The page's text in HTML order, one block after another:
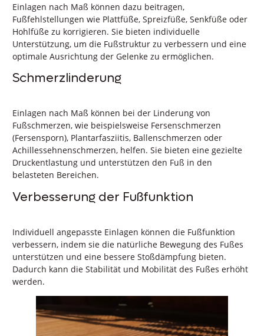
Einlagen nach Maß können dazu beitragen,
Fußfehlstellungen wie Plattfüße, Spreizfüße, Senkfüße oder
Hohlfüße zu korrigieren. Sie bieten individuelle
Unterstützung, um die Fußstruktur zu verbessern und eine
optimale Ausrichtung der Gelenke zu ermöglichen.
Schmerzlinderung
Einlagen nach Maß können bei der Linderung von
Fußschmerzen, wie beispielsweise Fersenschmerzen
(Fersensporn), Plantarfasziitis, Ballenschmerzen oder
Achillessehnenschmerzen, helfen. Sie bieten eine gezielte
Druckentlastung und unterstützen den Fuß in den
belasteten Bereichen.
Verbesserung der Fußfunktion
Individuell angepasste Einlagen können die Fußfunktion
verbessern, indem sie die natürliche Bewegung des Fußes
unterstützen und eine bessere Stoßdämpfung bieten.
Dadurch kann die Stabilität und Mobilität des Fußes erhöht
werden.